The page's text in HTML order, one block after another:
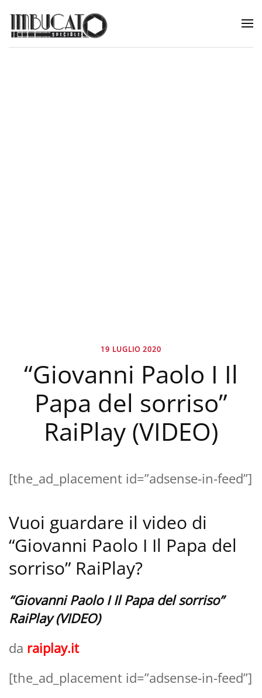
19 LUGLIO 2020
“Giovanni Paolo I Il
Papa del sorriso”
RaiPlay (VIDEO)
[the_ad_placement id=”adsense-in-feed”]
Vuoi guardare il video di
“Giovanni Paolo I Il Papa del
sorriso” RaiPlay?
“Giovanni Paolo I Il Papa del sorriso”
RaiPlay (VIDEO)
da raiplay.it
[the_ad_placement id=”adsense-in-feed”]